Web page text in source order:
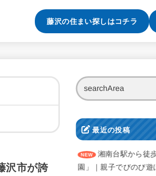
藤沢の住まい探しはコチラ
沢市が誇
最近の投稿
湘南台駅から徒
園」｜親子でびのび遊